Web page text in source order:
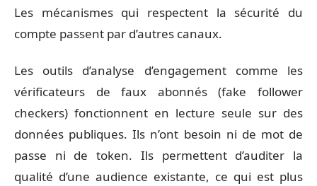
Les mécanismes qui respectent la sécurité du
compte passent par d’autres canaux.
Les outils d’analyse d’engagement comme les
vérificateurs de faux abonnés (fake follower
checkers) fonctionnent en lecture seule sur des
données publiques. Ils n’ont besoin ni de mot de
passe ni de token. Ils permettent d’auditer la
qualité d’une audience existante, ce qui est plus